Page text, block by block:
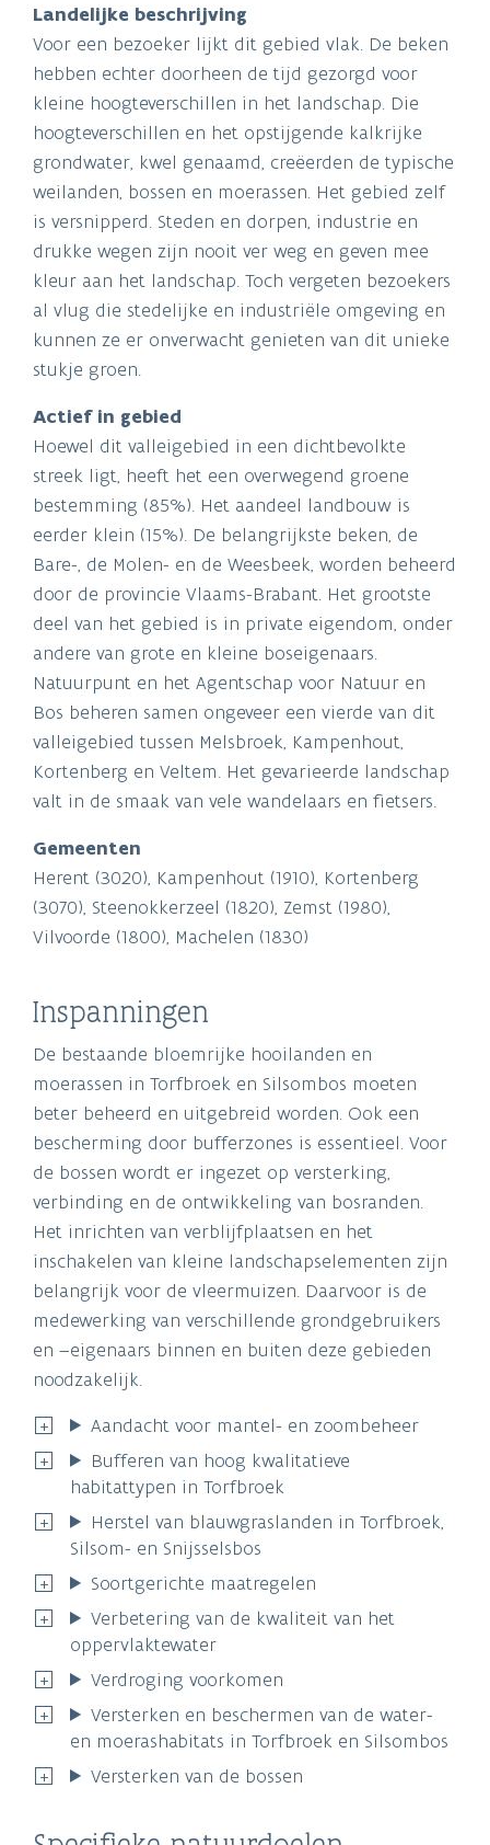
Landelijke beschrijving
Voor een bezoeker lijkt dit gebied vlak. De beken
hebben echter doorheen de tijd gezorgd voor
kleine hoogteverschillen in het landschap. Die
hoogteverschillen en het opstijgende kalkrijke
grondwater, kwel genaamd, creëerden de typische
weilanden, bossen en moerassen. Het gebied zelf
is versnipperd. Steden en dorpen, industrie en
drukke wegen zijn nooit ver weg en geven mee
kleur aan het landschap. Toch vergeten bezoekers
al vlug die stedelijke en industriële omgeving en
kunnen ze er onverwacht genieten van dit unieke
stukje groen.
Actief in gebied
Hoewel dit valleigebied in een dichtbevolkte
streek ligt, heeft het een overwegend groene
bestemming (85%). Het aandeel landbouw is
eerder klein (15%). De belangrijkste beken, de
Bare-, de Molen- en de Weesbeek, worden beheerd
door de provincie Vlaams-Brabant. Het grootste
deel van het gebied is in private eigendom, onder
andere van grote en kleine boseigenaars.
Natuurpunt en het Agentschap voor Natuur en
Bos beheren samen ongeveer een vierde van dit
valleigebied tussen Melsbroek, Kampenhout,
Kortenberg en Veltem. Het gevarieerde landschap
valt in de smaak van vele wandelaars en fietsers.
Gemeenten
Herent (3020), Kampenhout (1910), Kortenberg
(3070), Steenokkerzeel (1820), Zemst (1980),
Vilvoorde (1800), Machelen (1830)
Inspanningen
De bestaande bloemrijke hooilanden en
moerassen in Torfbroek en Silsombos moeten
beter beheerd en uitgebreid worden. Ook een
bescherming door bufferzones is essentieel. Voor
de bossen wordt er ingezet op versterking,
verbinding en de ontwikkeling van bosranden.
Het inrichten van verblijfplaatsen en het
inschakelen van kleine landschapselementen zijn
belangrijk voor de vleermuizen. Daarvoor is de
medewerking van verschillende grondgebruikers
en –eigenaars binnen en buiten deze gebieden
noodzakelijk.
Aandacht voor mantel- en zoombeheer
Bufferen van hoog kwalitatieve
habitattypen in Torfbroek
Herstel van blauwgraslanden in Torfbroek,
Silsom- en Snijsselsbos
Soortgerichte maatregelen
Verbetering van de kwaliteit van het
oppervlaktewater
Verdroging voorkomen
Versterken en beschermen van de water-
en moerashabitats in Torfbroek en Silsombos
Versterken van de bossen